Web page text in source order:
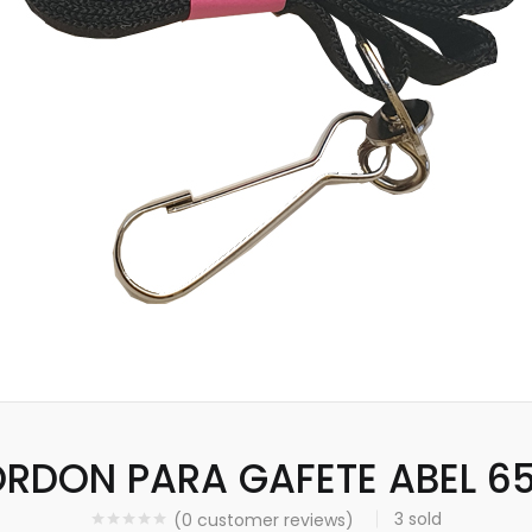
PARA GAFETE ABEL
(0 customer reviews) 3 sold